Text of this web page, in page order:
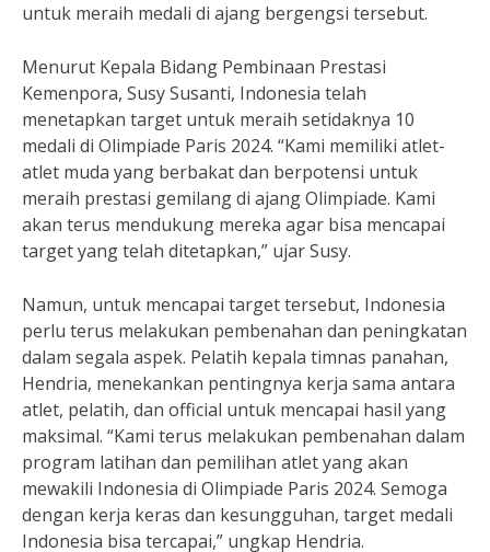
untuk meraih medali di ajang bergengsi tersebut.
Menurut Kepala Bidang Pembinaan Prestasi
Kemenpora, Susy Susanti, Indonesia telah
menetapkan target untuk meraih setidaknya 10
medali di Olimpiade Paris 2024. “Kami memiliki atlet-
atlet muda yang berbakat dan berpotensi untuk
meraih prestasi gemilang di ajang Olimpiade. Kami
akan terus mendukung mereka agar bisa mencapai
target yang telah ditetapkan,” ujar Susy.
Namun, untuk mencapai target tersebut, Indonesia
perlu terus melakukan pembenahan dan peningkatan
dalam segala aspek. Pelatih kepala timnas panahan,
Hendria, menekankan pentingnya kerja sama antara
atlet, pelatih, dan official untuk mencapai hasil yang
maksimal. “Kami terus melakukan pembenahan dalam
program latihan dan pemilihan atlet yang akan
mewakili Indonesia di Olimpiade Paris 2024. Semoga
dengan kerja keras dan kesungguhan, target medali
Indonesia bisa tercapai,” ungkap Hendria.